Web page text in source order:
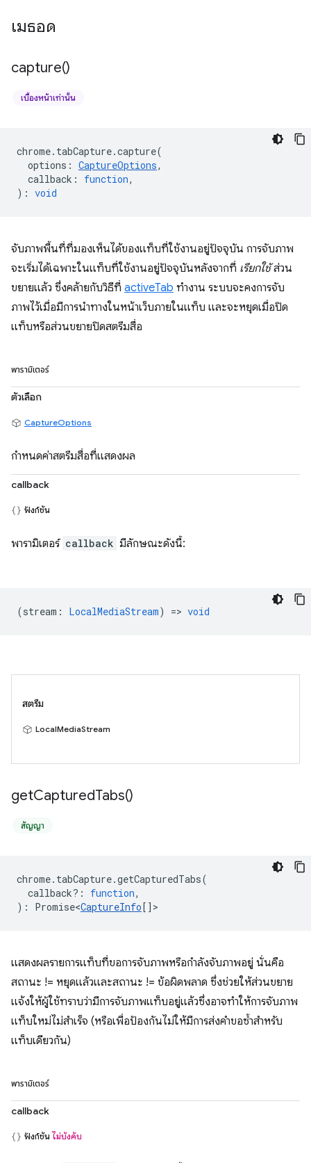
เมธอด
capture()
เบื้องหน้าเท่านั้น
chrome. tabCapture.capture(
options : CaptureOptions,
callback : function,
) : void
จับภาพพื้นที่ที่มองเห็นได้ของแท็บที่ใช้งานอยู่ปัจจุบัน การจับภาพ
จะเริ่มได้เฉพาะในแท็บที่ใช้งานอยู่ปัจจุบันหลังจากที่ เรียกใช้ส่วน
ขยายแล้ว ซึ่งคล้ายกับวิธีที่ activeTab ทำงาน ระบบจะคงการจับ
ภาพไว้เมื่อมีการนำทางในหน้าเว็บภายในแท็บ และจะหยุดเมื่อปิด
แท็บหรือส่วนขยายปิดสตรีมสื่อ
พารามิเตอร์
ตัวเลือก
CaptureOptions
กำหนดค่าสตรีมสื่อที่แสดงผล
callback
ฟังก์ชัน
พารามิเตอร์ callback มีลักษณะดังนี้:
(stream : LocalMediaStream) => void
สตรีม
LocalMediaStream
getCapturedTabs()
สัญญา
chrome. tabCapture.getCapturedTabs(
callback? : function,
) : Promise<CaptureInfo[] >
แสดงผลรายการแท็บที่ขอการจับภาพหรือกำลังจับภาพอยู่ นั่นคือ
สถานะ != หยุดแล้วและสถานะ != ข้อผิดพลาด ซึ่งช่วยให้ส่วนขยาย
แจ้งให้ผู้ใช้ทราบว่ามีการจับภาพแท็บอยู่แล้วซึ่งอาจทำให้การจับภาพ
แท็บใหม่ไม่สำเร็จ (หรือเพื่อป้องกันไม่ให้มีการส่งคำขอซ้ำสำหรับ
แท็บเดียวกัน)
พารามิเตอร์
callback
ฟังก์ชัน ไม่บังคับ